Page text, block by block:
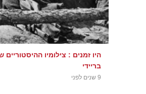
היו זמנים : צילומיו ההיסטוריים
בריידי
9 שנים לפני